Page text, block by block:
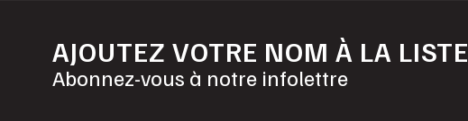
AJOUTEZ VOTRE NOM À LA LISTE
Abonnez-vous à notre infolettre